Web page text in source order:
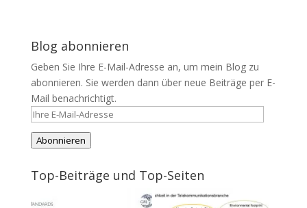
Blog abonnieren
Geben Sie Ihre E-Mail-Adresse an, um mein Blog zu
abonnieren. Sie werden dann über neue Beiträge per E-
Mail benachrichtigt.
Ihre
E-
Mail-
Abonnieren
Top-Beiträge und Top-Seiten